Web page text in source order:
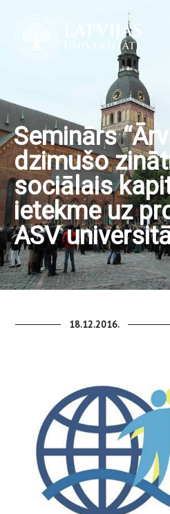
Seminārs
dzimušo
sociālais
ietekme uz
ASV
18.12.2016.